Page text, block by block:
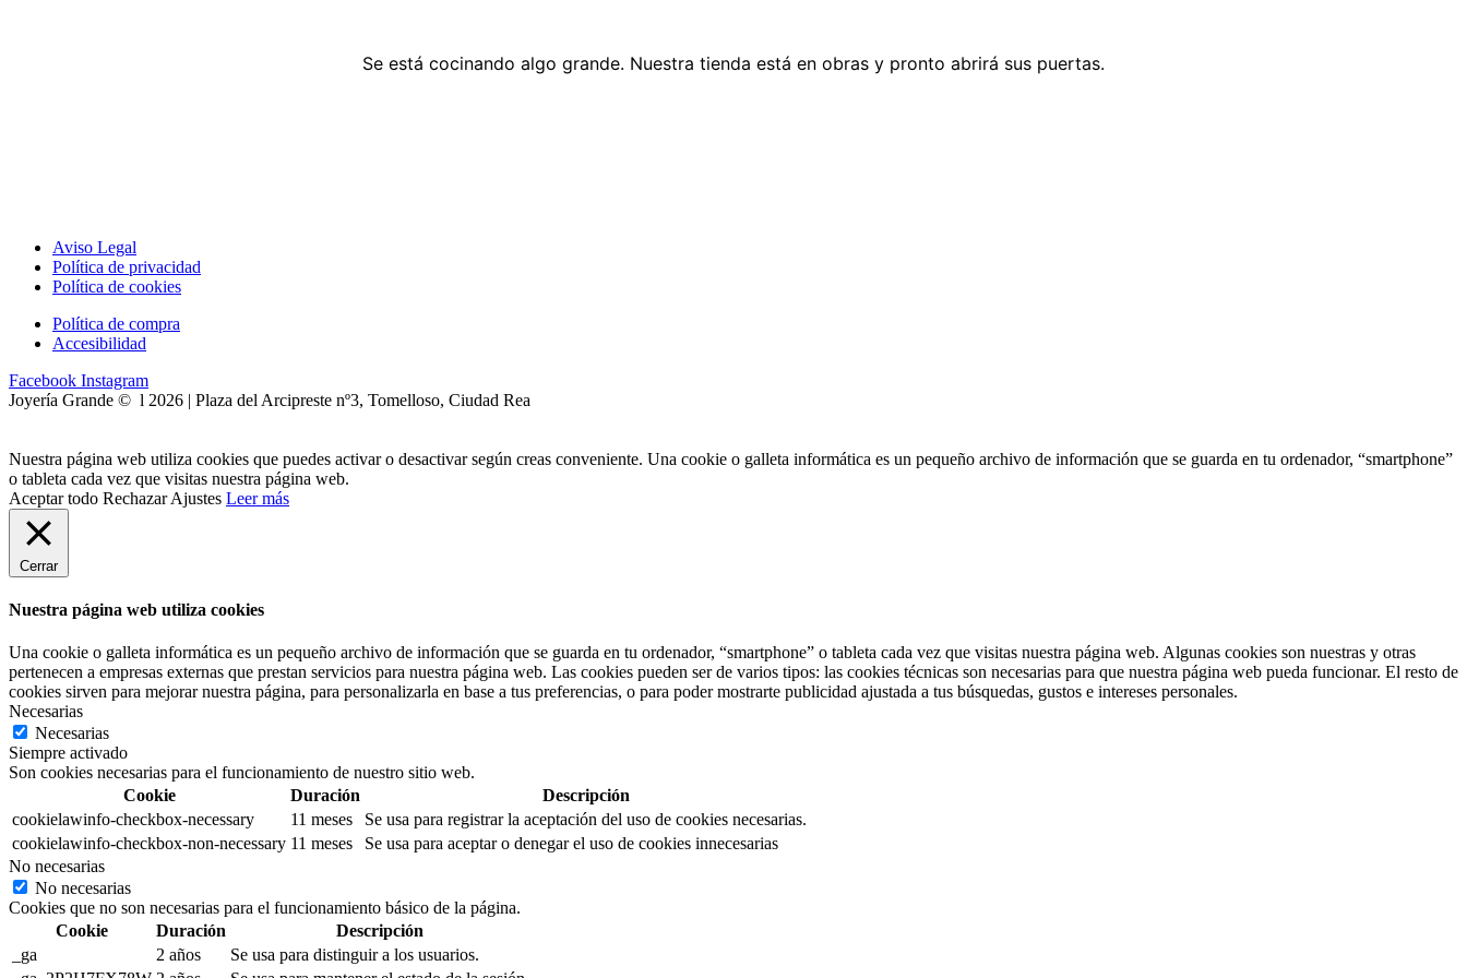
Se está cocinando algo grande. Nuestra tienda está en obras y pronto abrirá sus puertas.
Aviso Legal
Política de privacidad
Política de cookies
Política de compra
Accesibilidad
Facebook Instagram
Joyería Grande © l 2026 | Plaza del Arcipreste nº3, Tomelloso, Ciudad Rea
Nuestra página web utiliza cookies que puedes activar o desactivar según creas conveniente. Una cookie o galleta informática es un pequeño archivo de información que se guarda en tu ordenador, “smartphone”
o tableta cada vez que visitas nuestra página web.
Aceptar todo Rechazar Ajustes Leer más
Cerrar
Nuestra página web utiliza cookies
Una cookie o galleta informática es un pequeño archivo de información que se guarda en tu ordenador, “smartphone” o tableta cada vez que visitas nuestra página web. Algunas cookies son nuestras y otras
pertenecen a empresas externas que prestan servicios para nuestra página web. Las cookies pueden ser de varios tipos: las cookies técnicas son necesarias para que nuestra página web pueda funcionar. El resto de
cookies sirven para mejorar nuestra página, para personalizarla en base a tus preferencias, o para poder mostrarte publicidad ajustada a tus búsquedas, gustos e intereses personales.
Necesarias
Necesarias
Siempre activado
Son cookies necesarias para el funcionamiento de nuestro sitio web.
Cookie
Duración
Descripción
cookielawinfo-checkbox-necessary
11 meses
Se usa para registrar la aceptación del uso de cookies necesarias.
cookielawinfo-checkbox-non-necessary 11 meses
Se usa para aceptar o denegar el uso de cookies innecesarias
No necesarias
No necesarias
Cookies que no son necesarias para el funcionamiento básico de la página.
Cookie
Duración
Descripción
_ga
2 años
Se usa para distinguir a los usuarios.